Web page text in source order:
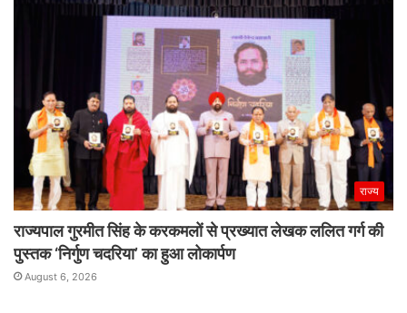
राज्य
राज्यपाल गुरमीत सिंह के करकमलों से प्रख्यात लेखक ललित गर्ग की
पुस्तक ‘निर्गुण चदरिया’ का हुआ लोकार्पण
August 6, 2026